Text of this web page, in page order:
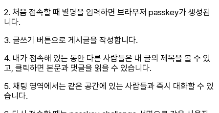
2. 처음 접속할 때 별명을 입력하면 브라우저 passkey가 생성됩
니다.
3. 글쓰기 버튼으로 게시글을 작성합니다.
4. 내가 접속해 있는 동안 다른 사람들은 내 글의 제목을 볼 수 있
고, 클릭하면 본문과 댓글을 읽을 수 있습니다.
5. 채팅 영역에서는 같은 공간에 있는 사람들과 즉시 대화할 수 있
습니다.